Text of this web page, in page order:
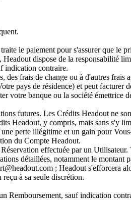
le paiement pour s'assurer que le
dispose de la responsabilité
indication contraire.
frais de change ou à d'autres
pays de résidence) et peut
banque ou la société émettrice
futures. Les Crédits Headout ne
Headout, y compris, mais sans s'y
perte illégitime et un gain pour
du Compte Headout.
effectuée par un
détaillées, notamment le montant
; Headout s'efforcera
à sa seule discrétion.
Remboursement, sauf indication